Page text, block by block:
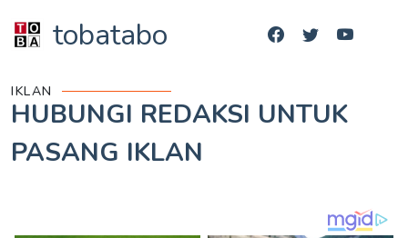
tobatabo
IKLAN
HUBUNGI REDAKSI UNTUK
PASANG IKLAN